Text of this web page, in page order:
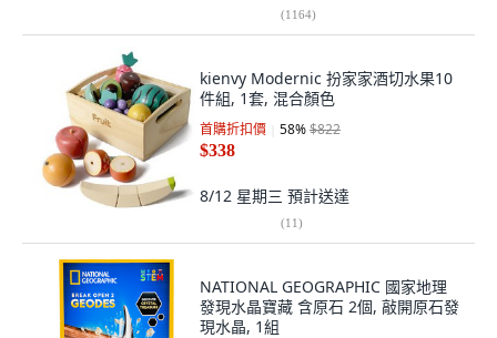
(1164)
kienvy Modernic 扮家家酒切水果10
件組, 1套, 混合顏色
首購折扣價 58%$822
$338
8/12 星期三 預計送達
(11)
NATIONAL GEOGRAPHIC 國家地理
發現水晶寶藏 含原石 2個, 敲開原石發
現水晶, 1組